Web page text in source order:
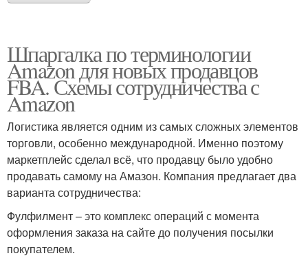
Шпаргалка по терминологии
Amazon для новых продавцов
FBA. Схемы сотрудничества с
Amazon
Логистика является одним из самых сложных элементов
торговли, особенно международной. Именно поэтому
маркетплейс сделал всё, что продавцу было удобно
продавать самому на Амазон. Компания предлагает два
варианта сотрудничества:
Фулфилмент – это комплекс операций с момента
оформления заказа на сайте до получения посылки
покупателем.